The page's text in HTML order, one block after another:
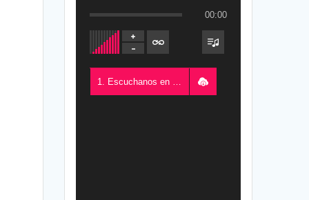
00:00
1. Escuchanos en Vivo - FM del Este 100.5, desde Chajarí, Entre Ríos, Argentina